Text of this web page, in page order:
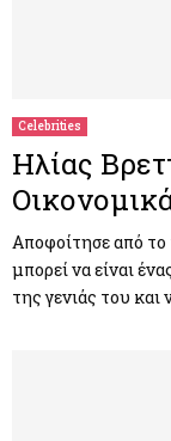
Celebrities
Ηλίας
Αποφοίτησε από
μπορεί να είναι
της γενιάς του και